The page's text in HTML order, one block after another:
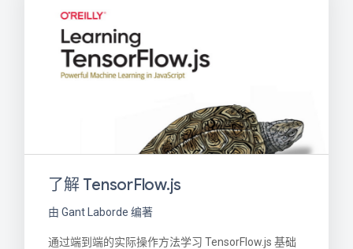
了解 TensorFlow.js
由 Gant Laborde 编著
通过端到端的实际操作方法学习 TensorFlow.js 基础